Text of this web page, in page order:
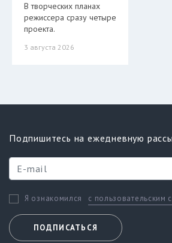
В творческих планах
режиссера сразу четыре
проекта.
3 августа 2026
Подпишитесь на ежедневную
Я ознакомился с пользовательским
ПОДПИСАТЬСЯ